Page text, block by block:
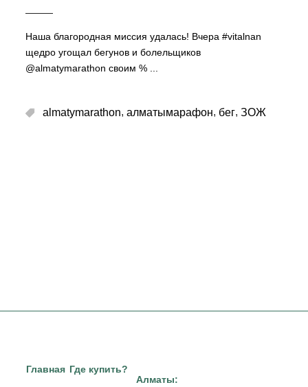
Наша благородная миссия удалась! Вчера #vitalnan
щедро угощал бегунов и болельщиков
@almatymarathon своим %
almatymarathon, алматымарафон, бег, ЗОЖ
Главная Где купить?
Алматы: